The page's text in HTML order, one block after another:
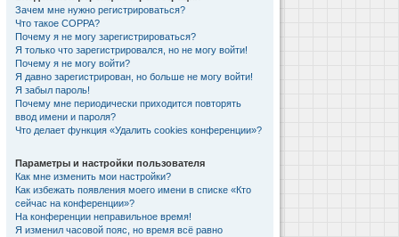
Зачем мне нужно регистрироваться?
Что такое COPPA?
Почему я не могу зарегистрироваться?
Я только что зарегистрировался, но не могу войти!
Почему я не могу войти?
Я давно зарегистрирован, но больше не могу войти!
Я забыл пароль!
Почему мне периодически приходится повторять
ввод имени и пароля?
Что делает функция «Удалить cookies конференции»?
Параметры и настройки пользователя
Как мне изменить мои настройки?
Как избежать появления моего имени в списке «Кто
сейчас на конференции»?
На конференции неправильное время!
Я изменил часовой пояс, но время всё равно